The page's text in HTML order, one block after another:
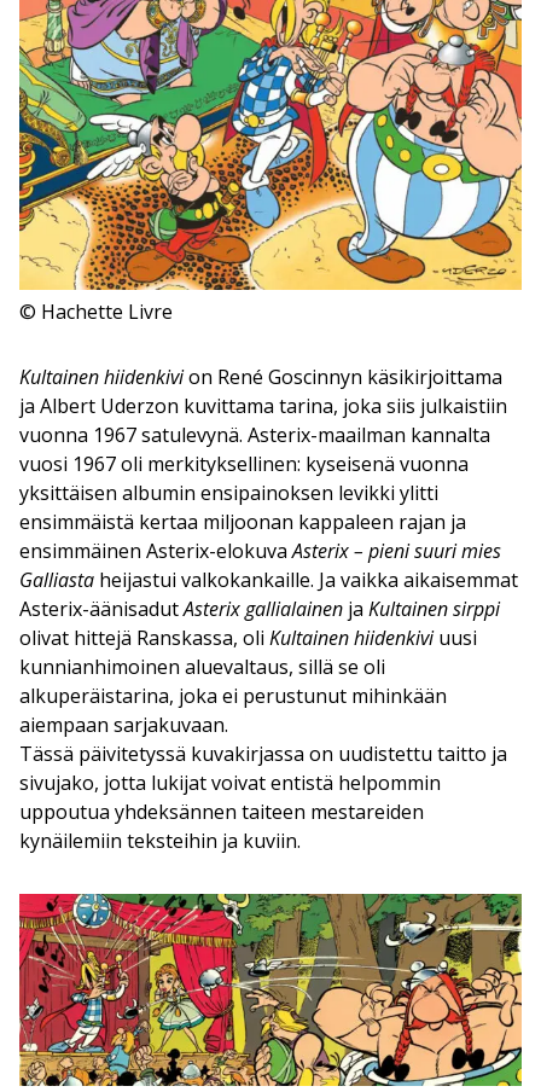
© Hachette Livre
Kultainen hiidenkivion René Goscinnyn käsikirjoittama
ja Albert Uderzon kuvittama tarina, joka siis julkaistiin
vuonna 1967 satulevynä. Asterix-maailman kannalta
vuosi 1967 oli merkityksellinen: kyseisenä vuonna
yksittäisen albumin ensipainoksen levikki ylitti
ensimmäistä kertaa miljoonan kappaleen rajan ja
ensimmäinen Asterix-elokuvaAsterix – pieni suuri mies
Galliasta heijastui valkokankaille. Ja vaikka aikaisemmat
Asterix-äänisadutAsterix gallialainen ja Kultainen sirppi
olivat hittejä Ranskassa, oli Kultainen hiidenkiviuusi
kunnianhimoinen aluevaltaus, sillä se oli
alkuperäistarina, joka ei perustunut mihinkään
aiempaan sarjakuvaan.
Tässä päivitetyssä kuvakirjassa on uudistettu taitto ja
sivujako, jotta lukijat voivat entistä helpommin
uppoutua yhdeksännen taiteen mestareiden
kynäilemiin teksteihin ja kuviin.